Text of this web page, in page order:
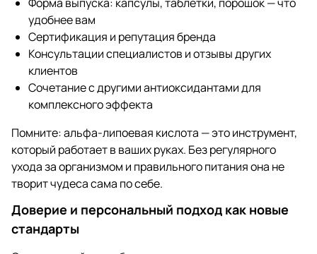
удобнее вам
Сертификация и репутация бренда
Консультации специалистов и отзывы других
клиентов
Сочетание с другими антиоксидантами для
комплексного эффекта
Помните: альфа-липоевая кислота — это инструмент,
который работает в ваших руках. Без регулярного
ухода за организмом и правильного питания она не
творит чудеса сама по себе.
Доверие и персональный подход как новые
стандарты